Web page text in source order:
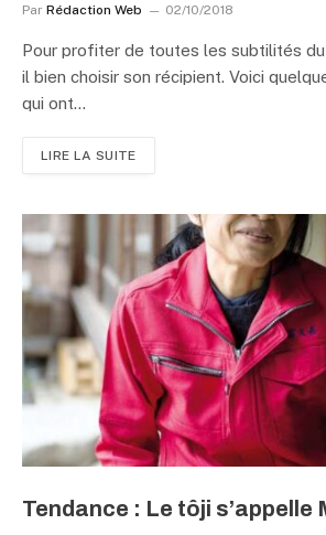
Par Rédaction Web 02/10/2018
Pour profiter de toutes les subtilités
il bien choisir son récipient. Voici
qui ont…
LIRE LA SUITE
Tendance : Le tôji s’appelle